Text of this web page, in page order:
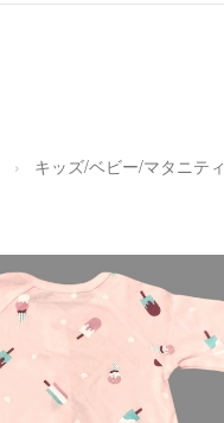
キッズ/ベビー/マタニティ